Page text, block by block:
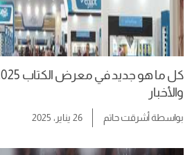
والأخبار
بواسطةأشرقت حاتم 26 يناير، 2025